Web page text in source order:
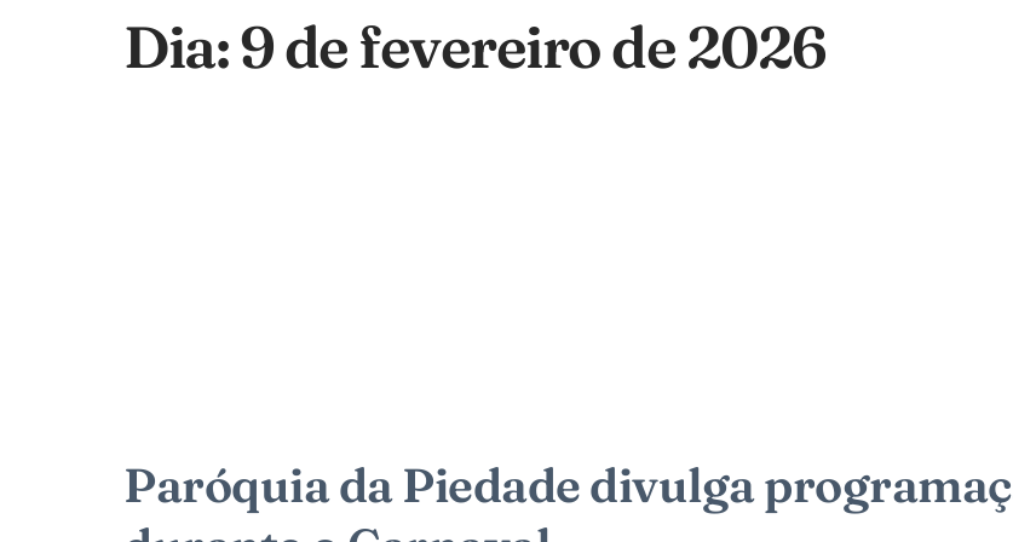
Dia:9 de fevereiro de 2026
Paróquia da Piedade divulga